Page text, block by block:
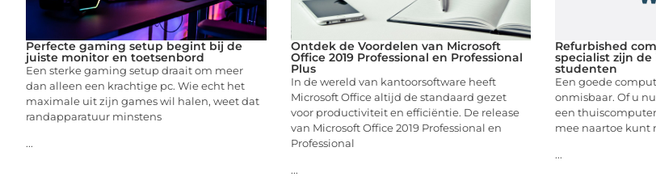
Perfecte gaming setup begint bij de
juiste monitor en toetsenbord
Een sterke gaming setup draait om meer
dan alleen een krachtige pc. Wie echt het
maximale uit zijn games wil halen, weet dat
randapparatuur minstens
...
Ontdek de Voordelen van Microsoft
Office 2019 Professional en Professional
Plus
In de wereld van kantoorsoftware heeft
Microsoft Office altijd de standaard gezet
voor productiviteit en efficiëntie. De release
van Microsoft Office 2019 Professional en
Professional
...
Refurbished
specialist zijn
studenten
Een goede
onmisbaar. Of u
een
mee naartoe kunt
...